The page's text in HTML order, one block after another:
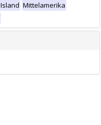
Island Mittelamerika